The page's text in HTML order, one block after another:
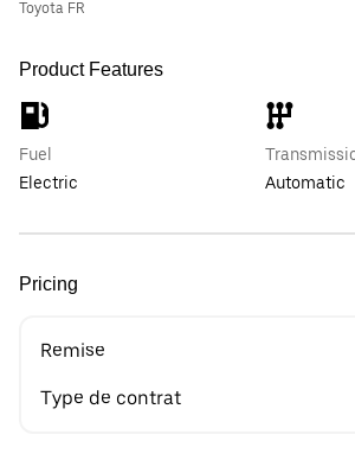
Toyota FR
Product Features
Fuel
Electric
Automatic
Pricing
Remise
Type de contrat